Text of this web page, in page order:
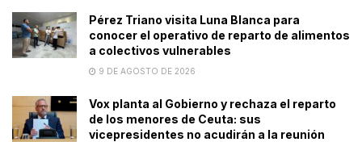
Pérez Triano visita Luna Blanca para
conocer el operativo de reparto de alimentos
a colectivos vulnerables
9 DE AGOSTO DE 2026
Vox planta al Gobierno y rechaza el reparto
de los menores de Ceuta: sus
vicepresidentes no acudirán a la reunión